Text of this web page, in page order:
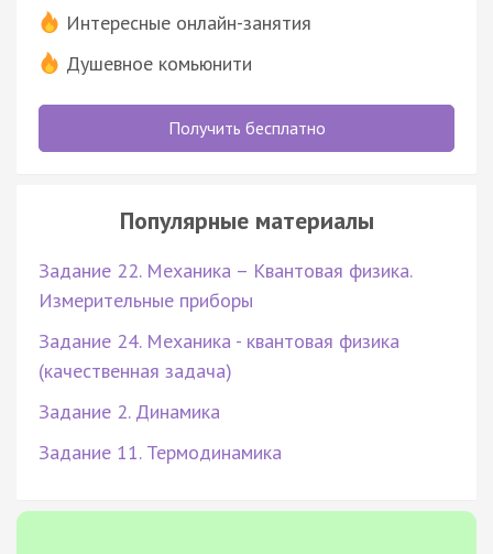
Интересные онлайн-занятия
Душевное комьюнити
Получить бесплатно
Популярные материалы
Задание 22. Механика – Квантовая физика.
Измерительные приборы
Задание 24. Механика - квантовая физика
(качественная задача)
Задание 2. Динамика
Задание 11. Термодинамика